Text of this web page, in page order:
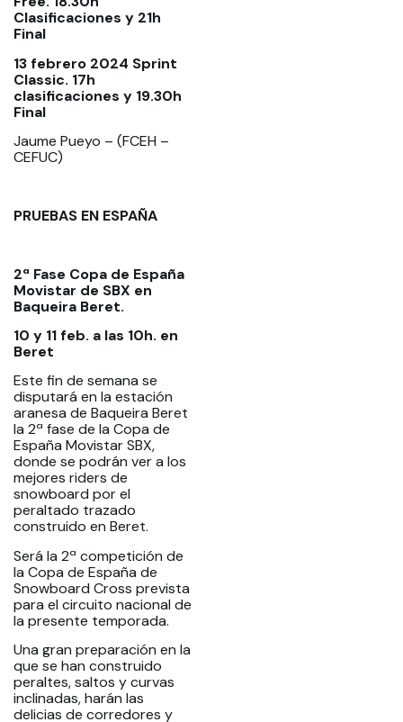
Clasificaciones y 21h
Final
13 febrero 2024 Sprint
Classic. 17h
clasificaciones y 19.30h
Final
Jaume Pueyo – (FCEH –
CEFUC)
PRUEBAS EN ESPAÑA
2ª Fase Copa de España
Movistar de SBX en
Baqueira Beret.
10 y 11 feb. a las 10h. en
Beret
Este fin de semana se
disputará en la estación
aranesa de Baqueira Beret
la 2ª fase de la Copa de
España Movistar SBX,
donde se podrán ver a los
mejores riders de
snowboard por el
peraltado trazado
construido en Beret.
Será la 2ª competición de
la Copa de España de
Snowboard Cross prevista
para el circuito nacional de
la presente temporada.
Una gran preparación en la
que se han construido
peraltes, saltos y curvas
inclinadas, harán las
delicias de corredores y